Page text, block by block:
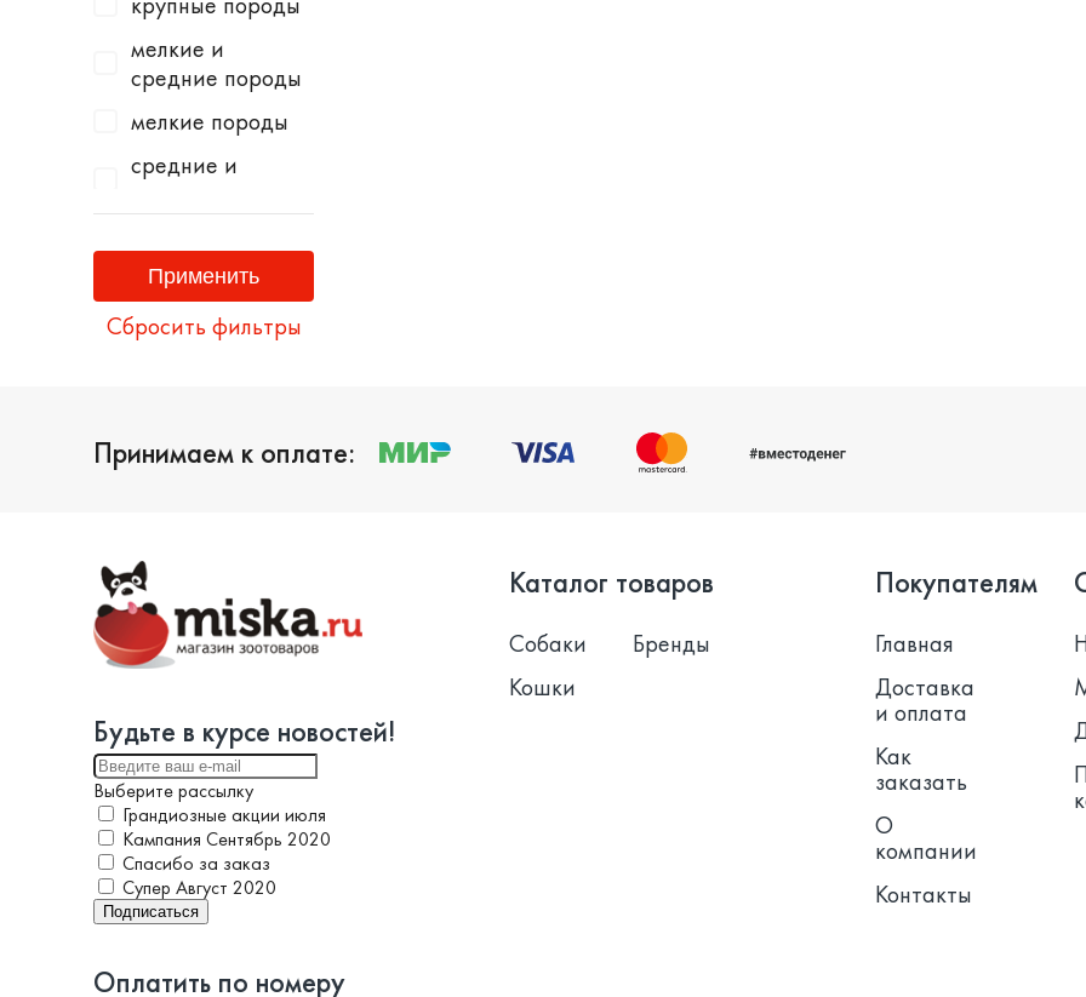
мелкие и
средние породы
мелкие породы
средние и
Сбросить фильтры
Принимаем к оплате:
Будьте в курсе новостей!
Выберите рассылку
Грандиозные акции июля
Кампания Сентябрь 2020
Спасибо за заказ
Супер Август 2020
Подписаться
Оплатить по номеру
Каталог товаров
Собаки
Кошки
Бренды
Покупателям
Главная
Доставка
и оплата
Как
заказать
О
компании
Контакты